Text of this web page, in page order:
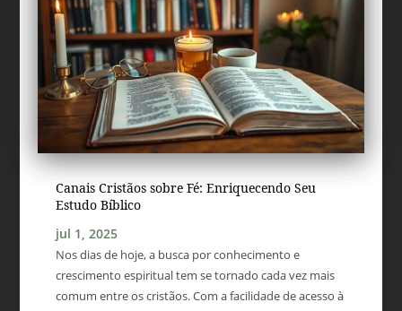
Canais Cristãos sobre Fé: Enriquecendo Seu
Estudo Bíblico
jul 1, 2025
Nos dias de hoje, a busca por conhecimento e
crescimento espiritual tem se tornado cada vez mais
comum entre os cristãos. Com a facilidade de acesso à